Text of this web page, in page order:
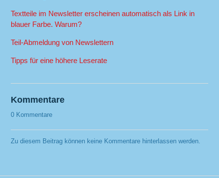
Textteile im Newsletter erscheinen automatisch als Link in
blauer Farbe. Warum?
Teil-Abmeldung von Newslettern
Tipps für eine höhere Leserate
Kommentare
0 Kommentare
Zu diesem Beitrag können keine Kommentare hinterlassen werden.